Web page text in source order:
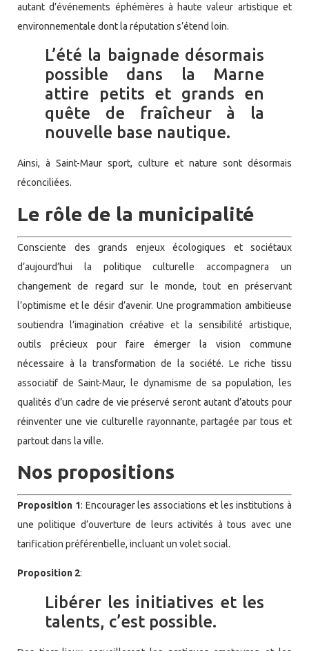
autant d’événements éphémères à haute valeur artistique et
environnementale dont la réputation s’étend loin.
L’été la baignade désormais
possible dans la Marne
attire petits et grands en
quête de fraîcheur à la
nouvelle base nautique.
Ainsi, à Saint-Maur sport, culture et nature sont désormais
réconciliées.
Le rôle de la municipalité
Consciente des grands enjeux écologiques et sociétaux
d’aujourd’hui la politique culturelle accompagnera un
changement de regard sur le monde, tout en préservant
l’optimisme et le désir d’avenir. Une programmation ambitieuse
soutiendra l’imagination créative et la sensibilité artistique,
outils précieux pour faire émerger la vision commune
nécessaire à la transformation de la société. Le riche tissu
associatif de Saint-Maur, le dynamisme de sa population, les
qualités d’un cadre de vie préservé seront autant d’atouts pour
réinventer une vie culturelle rayonnante, partagée par tous et
partout dans la ville.
Nos propositions
Proposition 1: Encourager les associations et les institutions à
une politique d’ouverture de leurs activités à tous avec une
tarification préférentielle, incluant un volet social.
Proposition 2:
Libérer les initiatives et les
talents, c’est possible.